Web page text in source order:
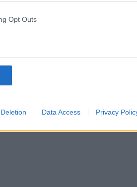
Opt Outs
Data Access Privacy